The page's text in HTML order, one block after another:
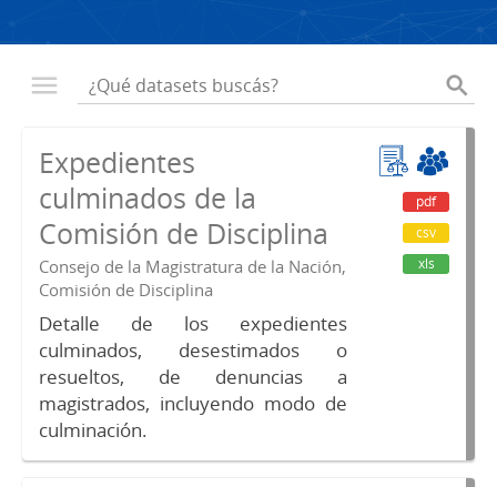
Expedientes
culminados de la
Comisión de Disciplina
Consejo de la Magistratura de la Nación,
Comisión de Disciplina
Detalle de los expedientes
culminados, desestimados o
resueltos, de denuncias a
magistrados, incluyendo modo de
culminación.
pdf
csv
xls